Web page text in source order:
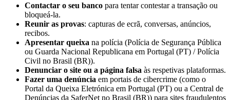
Contactar o seu banco para tentar contestar a transação ou
bloqueá-la.
Reunir as provas: capturas de ecrã, conversas, anúncios,
recibos.
Apresentar queixa na polícia (Polícia de Segurança Pública
ou Guarda Nacional Republicana em Portugal (PT) / Polícia
Civil no Brasil (BR)).
Denunciar o site ou a página falsa às respetivas plataformas.
Fazer uma denúncia em portais de cibercrime (como o
Portal da Queixa Eletrónica em Portugal (PT) ou a Central de
Denúncias da SaferNet no Brasil (BR)) para sites fraudulentos